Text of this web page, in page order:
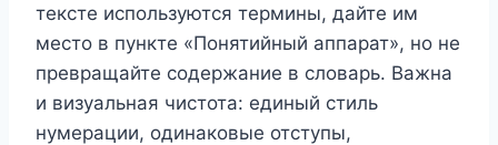
тексте используются термины, дайте им
место в пункте «Понятийный аппарат», но не
превращайте содержание в словарь. Важна
и визуальная чистота: единый стиль
нумерации, одинаковые отступы,